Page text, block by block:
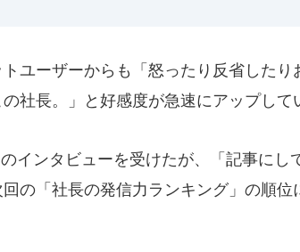
ユーザーからも「怒ったり反省したり
社長。」と好感度が急速にアップして
インタビューを受けたが、「記事にし
の「社長の発信力ランキング」の順位